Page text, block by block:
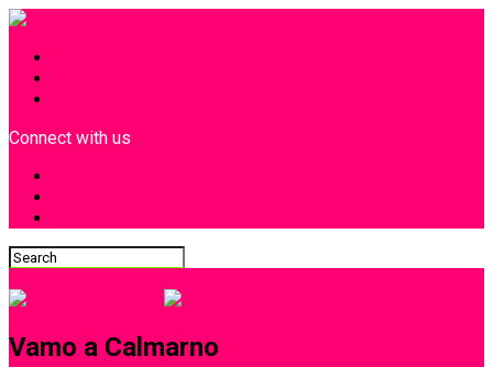
Connect with us
Vamo a Calmarno